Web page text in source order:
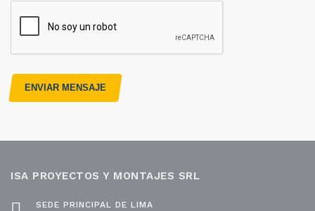
ENVIAR MENSAJE
ISA PROYECTOS Y MONTAJES SRL
SEDE PRINCIPAL DE LIMA